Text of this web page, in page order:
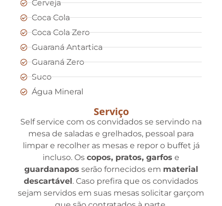
Cerveja
Coca Cola
Coca Cola Zero
Guaraná Antartica
Guaraná Zero
Suco
Água Mineral
Serviço
Self service com os convidados se servindo na
mesa de saladas e grelhados, pessoal para
limpar e recolher as mesas e repor o buffet já
incluso. Os copos, pratos, garfos e
guardanapos serão fornecidos em material
descartável. Caso prefira que os convidados
sejam servidos em suas mesas solicitar garçom